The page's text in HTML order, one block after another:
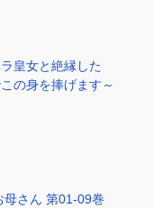
皇女と絶縁した
の身を捧げます～
母さん 第01-09巻